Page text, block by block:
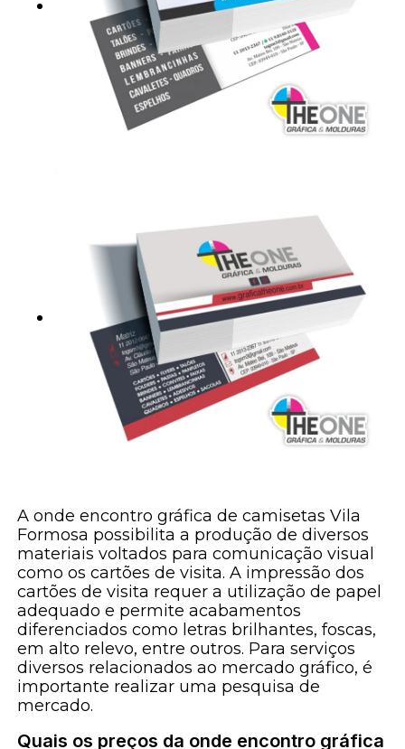
A onde encontro gráfica de camisetas Vila
Formosa possibilita a produção de diversos
materiais voltados para comunicação visual
como os cartões de visita. A impressão dos
cartões de visita requer a utilização de papel
adequado e permite acabamentos
diferenciados como letras brilhantes, foscas,
em alto relevo, entre outros. Para serviços
diversos relacionados ao mercado gráfico, é
importante realizar uma pesquisa de
mercado.
Quais os preços da onde encontro gráfica